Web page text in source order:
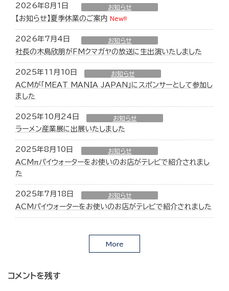
2026年8月1日 お知らせ
【お知らせ】夏季休業のご案内 New!!
2026年7月4日 お知らせ
社長の木島欣朋がFMクマガヤの放送に生出演いたしました
2025年11月10日 お知らせ
ACMが「MEAT MANIA JAPAN」にスポンサーとして参加し
ました
2025年10月24日 お知らせ
ラーメン産業展に出展いたしました
2025年8月10日 お知らせ
ACMπパイウォーターをお使いのお店がテレビで紹介されまし
た
2025年7月18日 お知らせ
ACMパイウォーターをお使いのお店がテレビで紹介されました
More
コメントを残す